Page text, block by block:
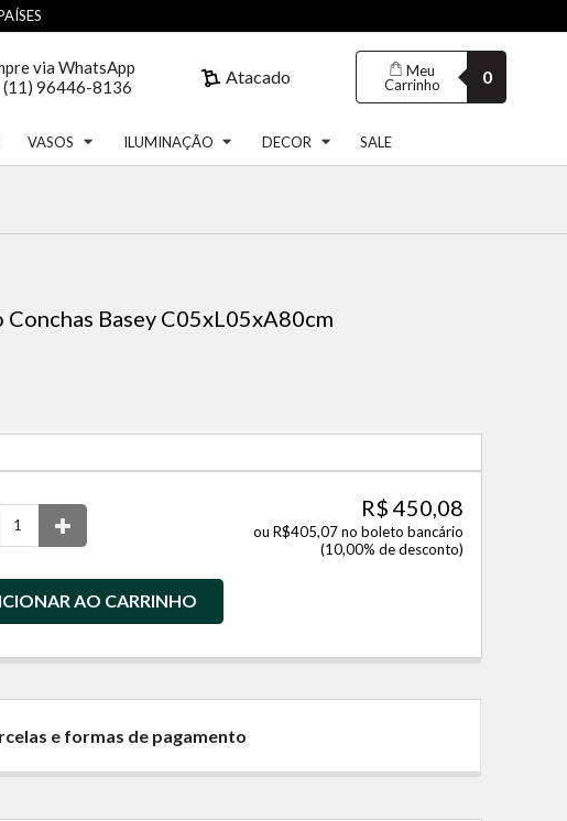
via WhatsApp
(11) 96446-8136
Atacado
Meu
Carrinho
0
VASOS ILUMINAÇÃO DECOR SALE
Basey C05xL05xA80cm
R$ 450,08
ou R$405,07 no boleto bancário
(10,00% de desconto)
AO CARRINHO
e formas de pagamento